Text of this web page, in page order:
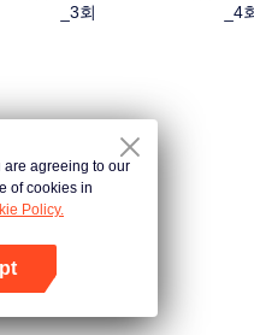
_3회
_4
are agreeing to our
of cookies in
Policy.